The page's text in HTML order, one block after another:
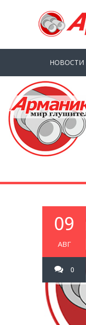
НОВОСТИ
09
АВГ
0